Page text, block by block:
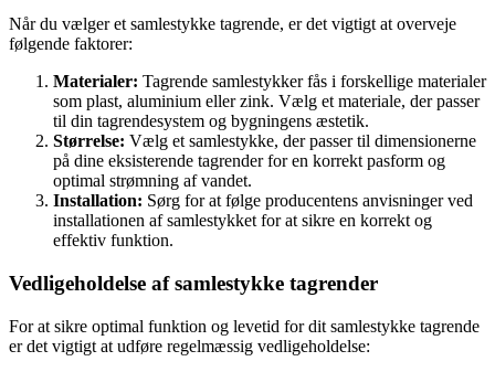
Når du vælger et samlestykke tagrende, er det vigtigt at overveje
følgende faktorer:
Materialer: Tagrende samlestykker fås i forskellige materialer
som plast, aluminium eller zink. Vælg et materiale, der passer
til din tagrendesystem og bygningens æstetik.
Størrelse: Vælg et samlestykke, der passer til dimensionerne
på dine eksisterende tagrender for en korrekt pasform og
optimal strømning af vandet.
Installation: Sørg for at følge producentens anvisninger ved
installationen af samlestykket for at sikre en korrekt og
effektiv funktion.
Vedligeholdelse af samlestykke tagrender
For at sikre optimal funktion og levetid for dit samlestykke tagrende
er det vigtigt at udføre regelmæssig vedligeholdelse: